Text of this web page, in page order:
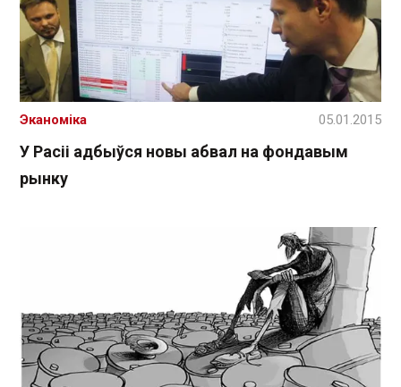
У Расіі адбыўся новы абвал на фондавым
рынку
Эканоміка 05.01.2015